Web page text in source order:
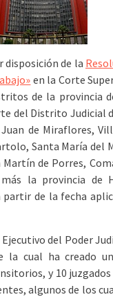
disposición de la
en la Corte
de la provincia
del Distrito Judicial
de Miraflores,
Santa María del
de Porres,
la provincia
de la fecha
del Poder
la cual ha creado
y 10
algunos de los